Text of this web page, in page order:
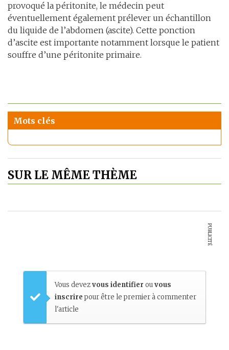
provoqué la péritonite, le médecin peut
éventuellement également prélever un échantillon
du liquide de l’abdomen (ascite). Cette ponction
d’ascite est importante notamment lorsque le patient
souffre d’une péritonite primaire.
Mots clés
SUR LE MÊME THÈME
PUBLICITÉ
Vous devezvous identifier ouvous
inscrire pour être le premier à commenter
l'article